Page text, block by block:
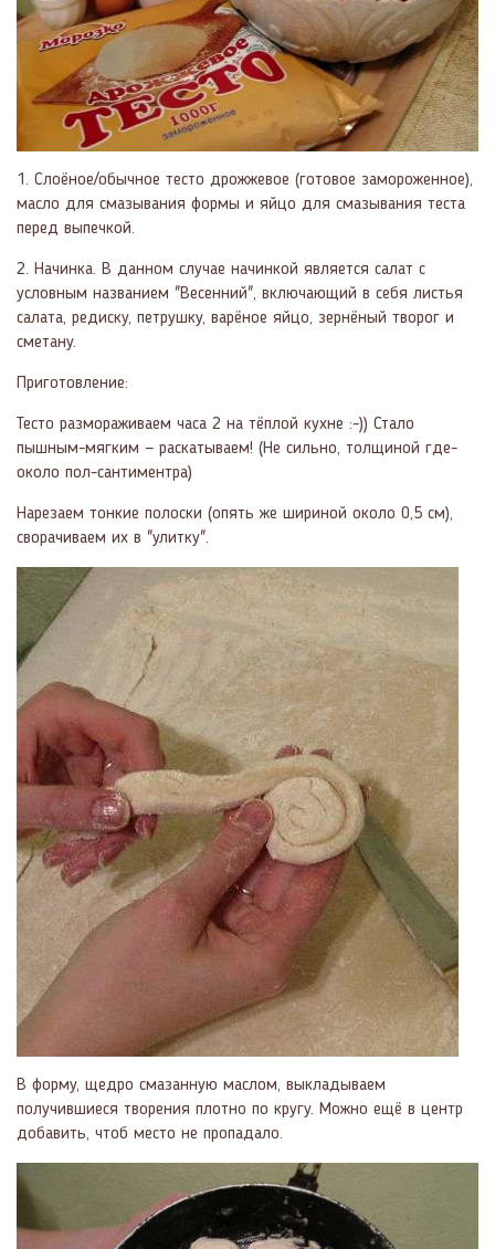
1. Слоёное/обычное тесто дрожжевое (готовое замороженное),
масло для смазывания формы и яйцо для смазывания теста
перед выпечкой.
2. Начинка. В данном случае начинкой является салат с
условным названием "Весенний", включающий в себя листья
салата, редиску, петрушку, варёное яйцо, зернёный творог и
сметану.
Приготовление:
Тесто размораживаем часа 2 на тёплой кухне :-)) Стало
пышным-мягким — раскатываем! (Не сильно, толщиной где-
около пол-сантиментра)
Нарезаем тонкие полоски (опять же шириной около 0,5 см),
сворачиваем их в "улитку".
В форму, щедро смазанную маслом, выкладываем
получившиеся творения плотно по кругу. Можно ещё в центр
добавить, чтоб место не пропадало.